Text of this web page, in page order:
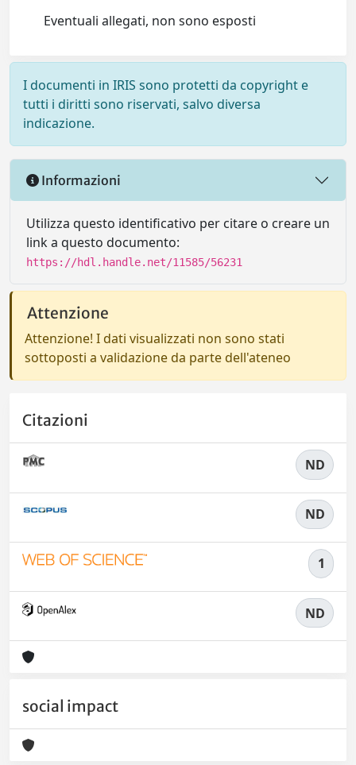
Eventuali allegati, non sono esposti
I documenti in IRIS sono protetti da copyright e
tutti i diritti sono riservati, salvo diversa
indicazione.
Informazioni
Utilizza questo identificativo per citare o creare un
link a questo documento:
https://hdl.handle.net/11585/56231
Attenzione
Attenzione! I dati visualizzati non sono stati
sottoposti a validazione da parte dell'ateneo
Citazioni
ND
ND
1
ND
social impact